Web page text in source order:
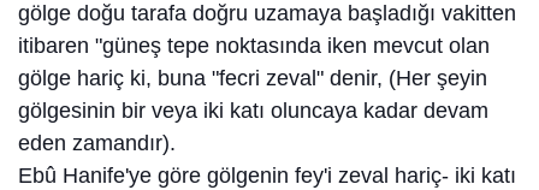
gölge doğu tarafa doğru uzamaya başladığı vakitten
itibaren "güneş tepe noktasında iken mevcut olan
gölge hariç ki, buna "fecri zeval" denir, (Her şeyin
gölgesinin bir veya iki katı oluncaya kadar devam
eden zamandır).
Ebû Hanife'ye göre gölgenin fey'i zeval hariç- iki katı